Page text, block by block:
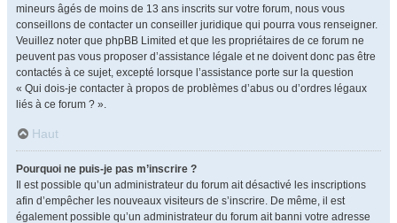
mineurs âgés de moins de 13 ans inscrits sur votre forum, nous vous
conseillons de contacter un conseiller juridique qui pourra vous renseigner.
Veuillez noter que phpBB Limited et que les propriétaires de ce forum ne
peuvent pas vous proposer d’assistance légale et ne doivent donc pas être
contactés à ce sujet, excepté lorsque l’assistance porte sur la question
« Qui dois-je contacter à propos de problèmes d’abus ou d’ordres légaux
liés à ce forum ? ».
Haut
Pourquoi ne puis-je pas m’inscrire ?
Il est possible qu’un administrateur du forum ait désactivé les inscriptions
afin d’empêcher les nouveaux visiteurs de s’inscrire. De même, il est
également possible qu’un administrateur du forum ait banni votre adresse